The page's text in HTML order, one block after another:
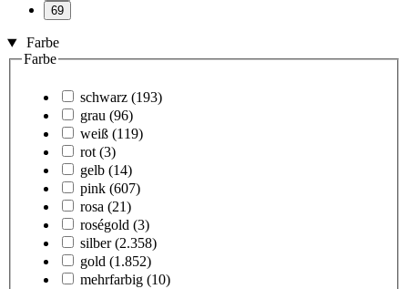
69
Farbe
Farbe
schwarz (193)
grau (96)
weiß (119)
rot (3)
gelb (14)
pink (607)
rosa (21)
roségold (3)
silber (2.358)
gold (1.852)
mehrfarbig (10)